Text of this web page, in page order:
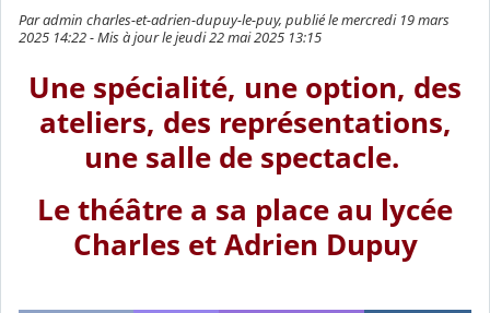
Par admin charles-et-adrien-dupuy-le-puy, publié le mercredi 19 mars
2025 14:22 - Mis à jour le jeudi 22 mai 2025 13:15
Une spécialité, une option, des
ateliers, des représentations,
une salle de spectacle.
Le théâtre a sa place au lycée
Charles et Adrien Dupuy